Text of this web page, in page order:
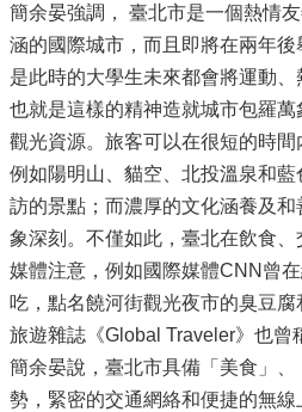
簡余晏強調， 臺北市是一個熱情
涵的國際城市，而且即將在兩年
是此時的大學生未來都會將運動、
也就是這樣的精神造就城市包羅
觀光資源。旅客可以在很短的時間
例如陽明山、貓空、北投溫泉和
訪的景點；而濃厚的文化涵養及
象深刻。不僅如此，臺北在飲食
媒體注意，例如國際媒體CNN曾
吃，點名饒河街觀光夜市的臭豆
旅遊雜誌《Global Traveler》也曾
簡余晏說，臺北市具備「美食」
勢，緊密的交通網絡和便捷的無